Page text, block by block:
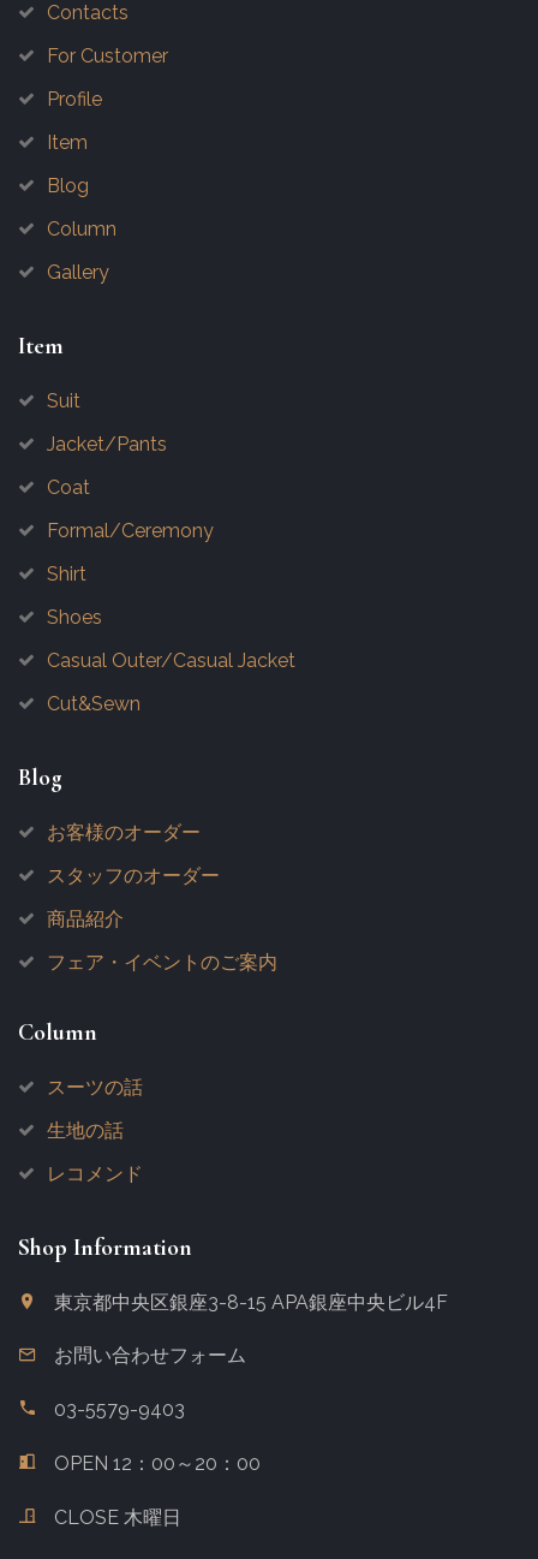
Contacts
For Customer
Profile
Item
Blog
Column
Gallery
Item
Suit
Jacket/Pants
Coat
Formal/Ceremony
Shirt
Shoes
Casual Outer/Casual Jacket
Cut&Sewn
Blog
お客様のオーダー
スタッフのオーダー
商品紹介
フェア・イベントのご案内
Column
スーツの話
生地の話
レコメンド
Shop Information
東京都中央区銀座3-8-15 APA銀座中央ビル4F
お問い合わせフォーム
03-5579-9403
OPEN 12：00～20：00
CLOSE 木曜日